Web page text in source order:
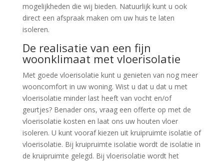
mogelijkheden die wij bieden. Natuurlijk kunt u ook
direct een afspraak maken om uw huis te laten
isoleren.
De realisatie van een fijn
woonklimaat met vloerisolatie
Met goede vloerisolatie kunt u genieten van nog meer
wooncomfort in uw woning. Wist u dat u dat u met
vloerisolatie minder last heeft van vocht en/of
geurtjes? Benader ons, vraag een offerte op met de
vloerisolatie kosten en laat ons uw houten vloer
isoleren. U kunt vooraf kiezen uit kruipruimte isolatie of
vloerisolatie. Bij kruipruimte isolatie wordt de isolatie in
de kruipruimte gelegd. Bij vloerisolatie wordt het